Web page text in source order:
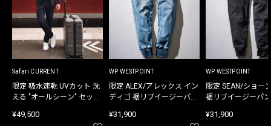
Safari CURRENT
限定 吸水速乾 UVカット 洗
える "オールシーン" セット
¥49,500
WP WESTPOINT
限定 ALEX/アレックス イン
ディゴ 裾リブイージーパン
¥31,900
WP WESTPOINT
限定 SEAN/ショー
裾リブイージーパ
¥31,900